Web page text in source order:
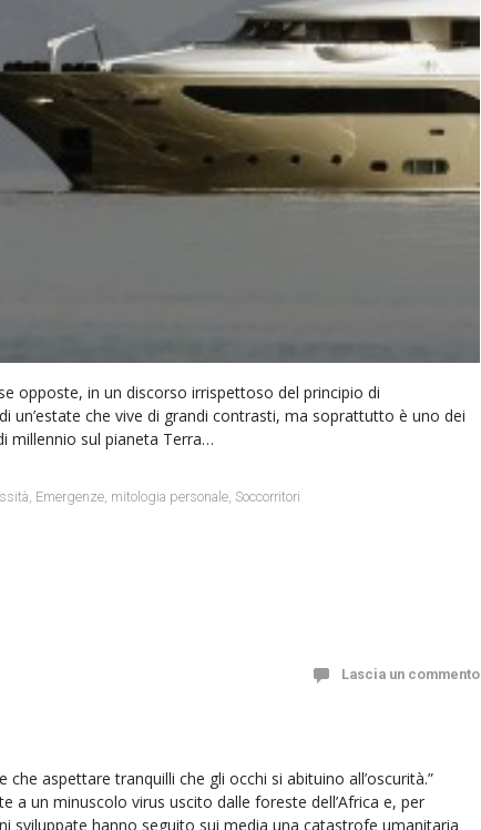
opposte, in un discorso irrispettoso del principio di
un’estate che vive di grandi contrasti, ma soprattutto è uno dei
millennio sul pianeta Terra…
, Emergenze, mitologia personale, Soccorritori
Lascia un commento
aspettare tranquilli che gli occhi si abituino all’oscurità.”
un minuscolo virus uscito dalle foreste dell’Africa e, per
sviluppate hanno seguito sui media una catastrofe umanitaria